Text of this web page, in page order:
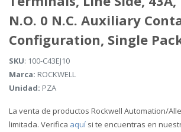
N.O. 0 N.C. Auxiliary
Configuration, Single
SKU: 100-C43EJ10
Marca: ROCKWELL
Unidad: PZA
La venta de productos Rockwell Automation/
limitada. Verifica aquí si te encuentras en